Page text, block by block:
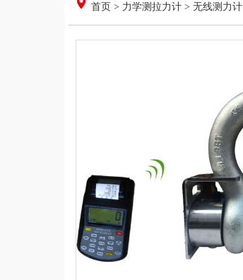
首页 > 力学测拉力计 > 无线测力计